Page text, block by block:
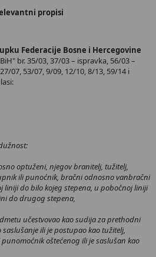
propisi
Federacije Bosne i Hercegovine
br. 35/03, 37/03 – ispravka, 56/03 –
07, 53/07, 9/09, 12/10, 8/13, 59/14 i
optuženi, njegov branitelj, tužitelj,
ili punoćnik, bračni odnosno vanbračni
do bilo kojeg stepena, u pobočnoj liniji
do drugog stepena,
učestvovao kao sudija za prethodni
ili je postupao kao tužitelj,
oštećenog ili je saslušan kao